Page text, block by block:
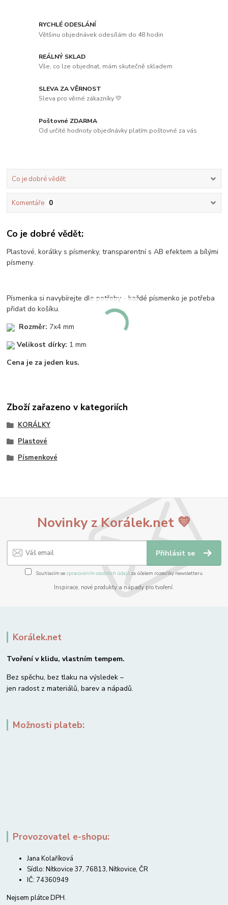
RYCHLÉ ODESLÁNÍ
Většinu objednávek odesílám do 48 hodin
REÁLNÝ SKLAD
Vše, co lze objednat, mám skutečně skladem
SLEVA ZA VĚRNOST
Sleva pro věrné zákazníky 💛
Poštovné ZDARMA
Od určité hodnoty objednávky platím poštovné za vás
Co je dobré vědět:
Komentáře 0
Co je dobré vědět:
Plastové, korálky s písmenky, transparentní s AB efektem a bílými
písmeny.
Písmenka si navybírejte dle potřeby - každé písmenko je potřeba
přidat do košíku.
Rozměr: 7x4 mm
Velikost dírky: 1 mm
Cena je za jeden kus.
Zboží zařazeno v kategoriích
KORÁLKY
Plastové
Písmenkové
Novinky z Korálek.net 💛
Přihlásit se
Souhlasím se zpracováním osobních údajůza účelem rozesílky newsletteru.
Inspirace, nové produkty a nápady pro tvoření.
Korálek.net
Tvoření v klidu, vlastním tempem.
Bez spěchu, bez tlaku na výsledek –
jen radost z materiálů, barev a nápadů.
Možnosti plateb:
Provozovatel e-shopu:
Jana Kolaříková
Sídlo: Nítkovice 37, 76813, Nítkovice, ČR
IČ: 74360949
Nejsem plátce DPH.